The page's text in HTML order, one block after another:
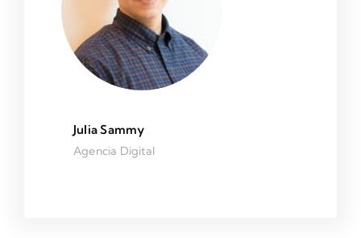
Julia Sammy
Agencia Digital